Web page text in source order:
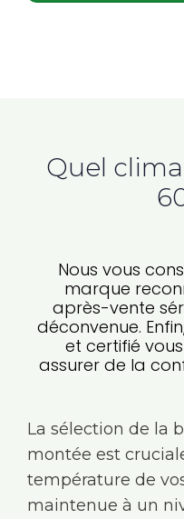
Quel
Nous vous
marque
après-vente
déconvenue.
et certifié
assurer de la
La sélection de la
montée est
température de
maintenue à un